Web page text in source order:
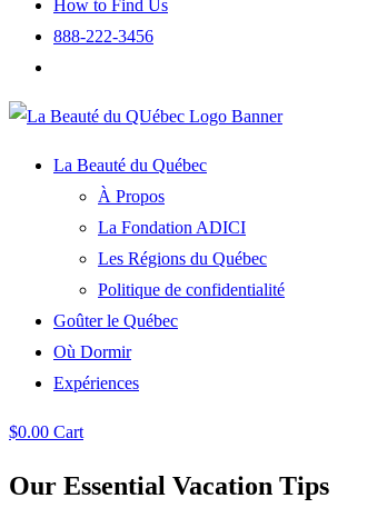
How to Find Us
888-222-3456
La Beauté du Québec
À Propos
La Fondation ADICI
Les Régions du Québec
Politique de confidentialité
Goûter le Québec
Où Dormir
Expériences
$0.00 Cart
Our Essential Vacation Tips